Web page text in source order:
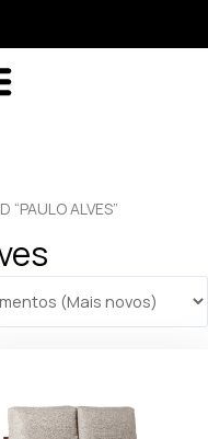
“PAULO ALVES”